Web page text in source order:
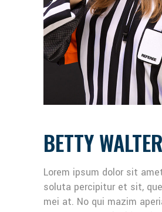
BETTY
Lorem ipsum dolor sit
soluta percipitur et sit,
mei at. No qui mazim